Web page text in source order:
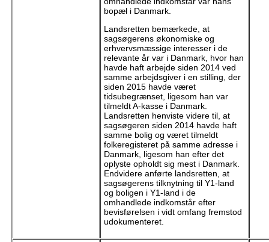
bopæl i Danmark.
Landsretten bemærkede, at
sagsøgerens økonomiske og
erhvervsmæssige interesser i de
relevante år var i Danmark, hvor han
havde haft arbejde siden 2014 ved
samme arbejdsgiver i en stilling, der
siden 2015 havde været
tidsubegrænset, ligesom han var
tilmeldt A-kasse i Danmark.
Landsretten henviste videre til, at
sagsøgeren siden 2014 havde haft
samme bolig og været tilmeldt
folkeregisteret på samme adresse i
Danmark, ligesom han efter det
oplyste opholdt sig mest i Danmark.
Endvidere anførte landsretten, at
sagsøgerens tilknytning til Y1-land
og boligen i Y1-land i de
omhandlede indkomstår efter
bevisførelsen i vidt omfang fremstod
udokumenteret.